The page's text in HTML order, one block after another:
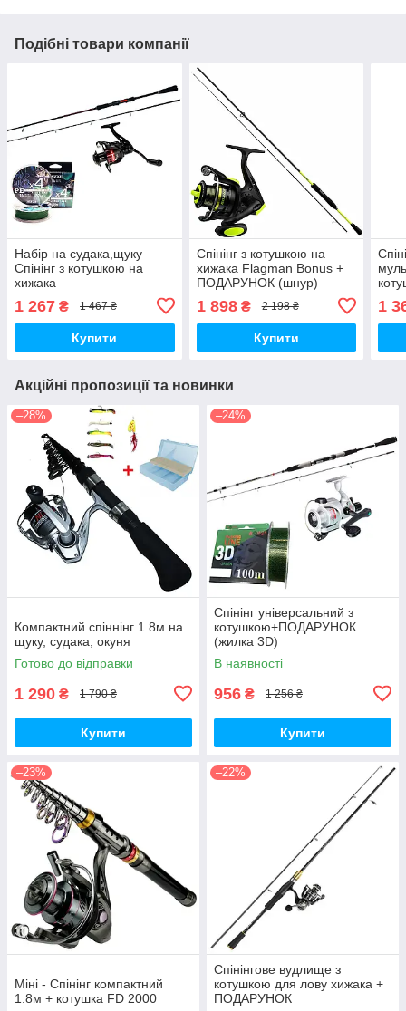
Подібні товари компанії
Набір на судака,щуку
Спінінг з котушкою на
хижака
1 267 ₴ 1 467 ₴
Купити
Спінінг з котушкою на
хижака Flagman Bonus +
ПОДАРУНОК (шнур)
1 898₴ 2 198 ₴
Купити
1
Акційні пропозиції та новинки
–28%
Компактний спіннінг 1.8м на
щуку, судака, окуня
Готово до відправки
1 290 ₴ 1 790 ₴
Купити
–24%
Спінінг універсальний з
котушкою+ПОДАРУНОК
(жилка 3D)
В наявності
956 ₴ 1 256 ₴
Купити
–23%
Міні - Спінінг компактний
1.8м + котушка FD 2000
–22%
Спінінгове вудлище з
котушкою для лову хижака +
ПОДАРУНОК